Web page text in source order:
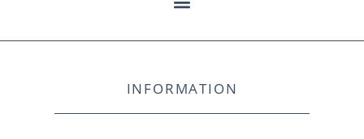
INFORMATION